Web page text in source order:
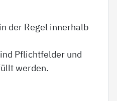
der Regel innerhalb
Pflichtfelder und
werden.